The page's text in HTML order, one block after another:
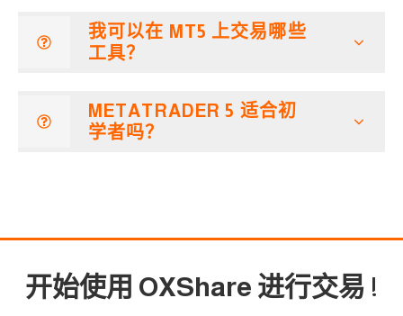
我可以在 MT5 上交易哪些
工具？
METATRADER 5 适合初
学者吗？
开始使用 OXShare 进行交易 !